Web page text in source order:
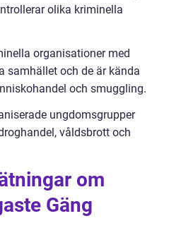
olika kriminella
organisationer med
samhället och de är kända
och smuggling.
ungdomsgrupper
våldsbrott och
om
Gäng